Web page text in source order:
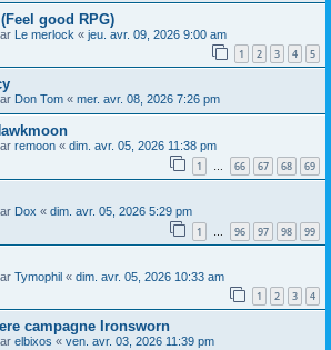
good RPG)
Le merlock « jeu. avr. 09, 2026 9:00 am
1 2 3 4 5
Don Tom « mer. avr. 08, 2026 7:26 pm
remoon « dim. avr. 05, 2026 11:38 pm
1 … 66 67 68 69
Dox « dim. avr. 05, 2026 5:29 pm
1 … 96 97 98 99
Tymophil « dim. avr. 05, 2026 10:33 am
1 2 3 4
campagne Ironsworn
elbixos « ven. avr. 03, 2026 11:39 pm